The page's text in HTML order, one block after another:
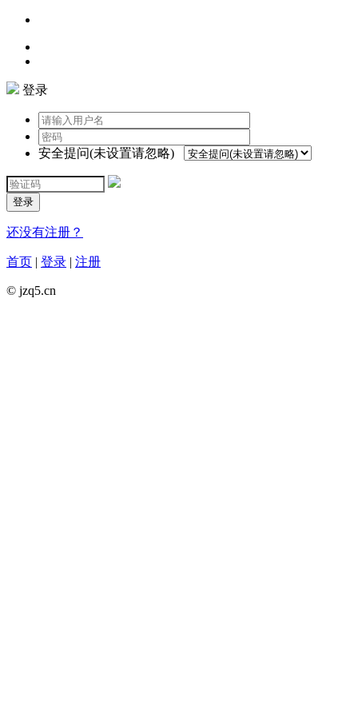
登录
安全提问(未设置请忽略)
登录
还没有注册？
首页 | 登录 | 注册
© jzq5.cn